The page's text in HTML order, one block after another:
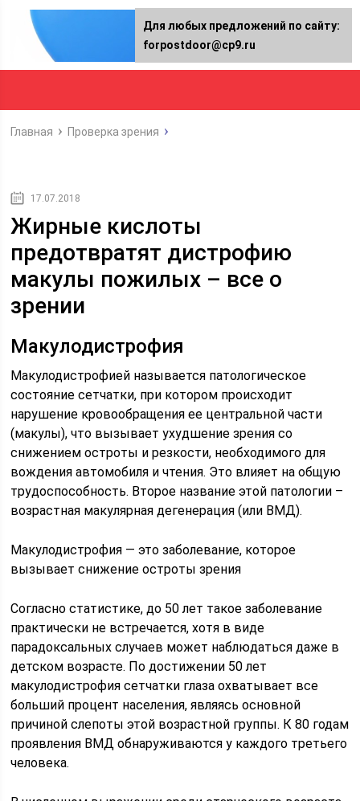
Главная Проверка зрения
17.07.2018
Жирные кислоты
предотвратят дистрофию
макулы пожилых – все о
зрении
Макулодистрофия
Макулодистрофией называется патологическое
состояние сетчатки, при котором происходит
нарушение кровообращения ее центральной части
(макулы), что вызывает ухудшение зрения со
снижением остроты и резкости, необходимого для
вождения автомобиля и чтения. Это влияет на общую
трудоспособность. Второе название этой патологии –
возрастная макулярная дегенерация (или ВМД).
Макулодистрофия — это заболевание, которое
вызывает снижение остроты зрения
Согласно статистике, до 50 лет такое заболевание
практически не встречается, хотя в виде
парадоксальных случаев может наблюдаться даже в
детском возрасте. По достижении 50 лет
макулодистрофия сетчатки глаза охватывает все
больший процент населения, являясь основной
причиной слепоты этой возрастной группы. К 80 годам
проявления ВМД обнаруживаются у каждого третьего
человека.
Для любых предложений по сайту:
forpostdoor@cp9.ru